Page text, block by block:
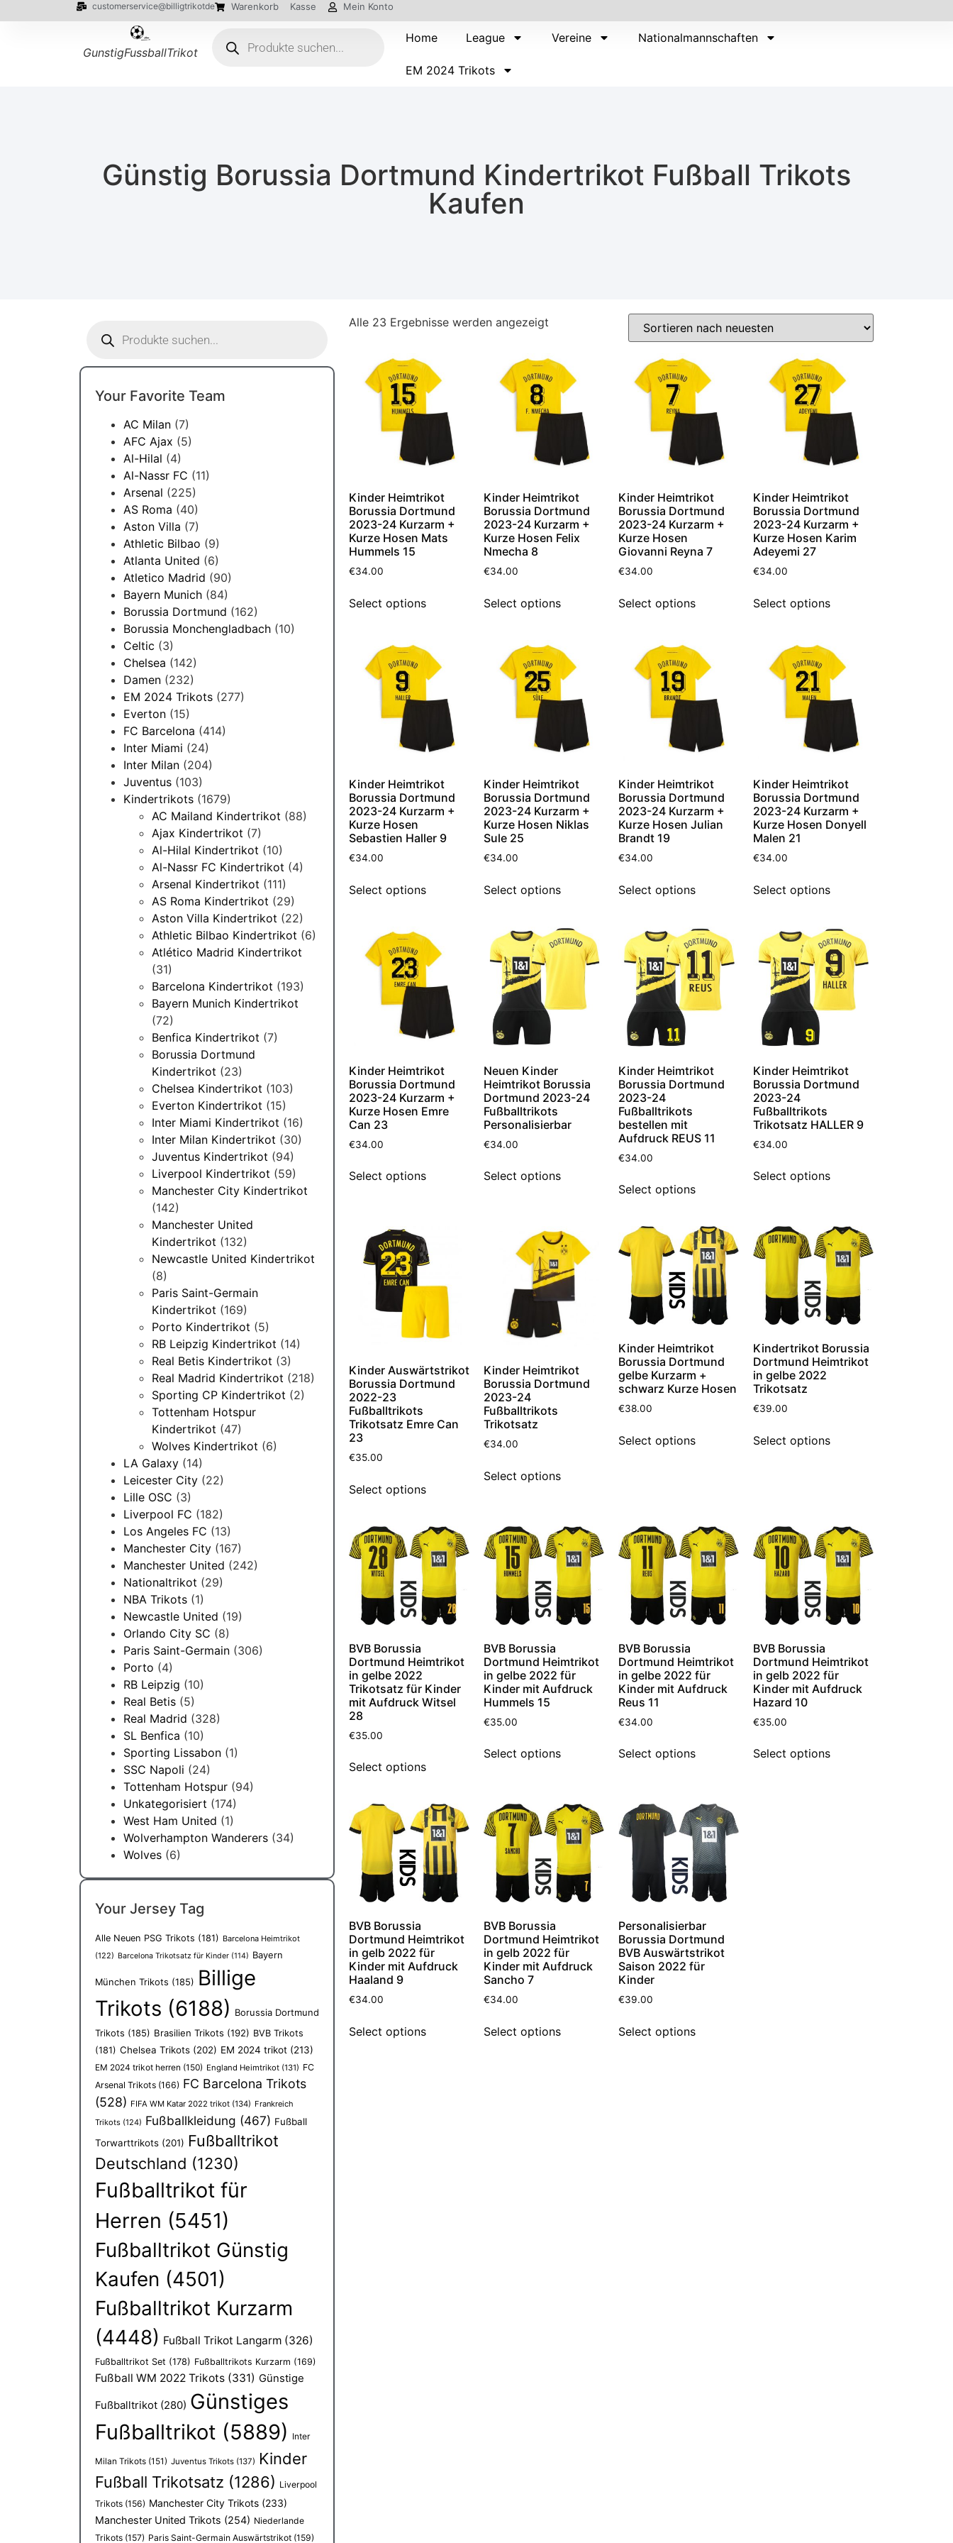
customerservice@billigtrikotde Warenkorb Kasse Mein Konto
GunstigFussballTrikot
Home League Vereine Nationalmannschaften
EM 2024 Trikots
Günstig Borussia Dortmund Kindertrikot Fußball Trikots
Kaufen
Your Favorite Team
AC Milan (7)
AFC Ajax (5)
Al-Hilal (4)
Al-Nassr FC (11)
Arsenal (225)
AS Roma (40)
Aston Villa (7)
Athletic Bilbao (9)
Atlanta United (6)
Atletico Madrid (90)
Bayern Munich (84)
Borussia Dortmund (162)
Borussia Monchengladbach (10)
Celtic (3)
Chelsea (142)
Damen (232)
EM 2024 Trikots (277)
Everton (15)
FC Barcelona (414)
Inter Miami (24)
Inter Milan (204)
Juventus (103)
Kindertrikots (1679)
AC Mailand Kindertrikot (88)
Ajax Kindertrikot (7)
Al-Hilal Kindertrikot (10)
Al-Nassr FC Kindertrikot (4)
Arsenal Kindertrikot (111)
AS Roma Kindertrikot (29)
Aston Villa Kindertrikot (22)
Athletic Bilbao Kindertrikot (6)
Atlético Madrid Kindertrikot
(31)
Barcelona Kindertrikot (193)
Bayern Munich Kindertrikot
(72)
Benfica Kindertrikot (7)
Borussia Dortmund
Kindertrikot (23)
Chelsea Kindertrikot (103)
Everton Kindertrikot (15)
Inter Miami Kindertrikot (16)
Inter Milan Kindertrikot (30)
Juventus Kindertrikot (94)
Liverpool Kindertrikot (59)
Manchester City Kindertrikot
(142)
Manchester United
Kindertrikot (132)
Newcastle United Kindertrikot
(8)
Paris Saint-Germain
Kindertrikot (169)
Porto Kindertrikot (5)
RB Leipzig Kindertrikot (14)
Real Betis Kindertrikot (3)
Real Madrid Kindertrikot (218)
Sporting CP Kindertrikot (2)
Tottenham Hotspur
Kindertrikot (47)
Wolves Kindertrikot (6)
LA Galaxy (14)
Leicester City (22)
Lille OSC (3)
Liverpool FC (182)
Los Angeles FC (13)
Manchester City (167)
Manchester United (242)
Nationaltrikot (29)
NBA Trikots (1)
Newcastle United (19)
Orlando City SC (8)
Paris Saint-Germain (306)
Porto (4)
RB Leipzig (10)
Real Betis (5)
Real Madrid (328)
SL Benfica (10)
Sporting Lissabon (1)
SSC Napoli (24)
Tottenham Hotspur (94)
Unkategorisiert (174)
West Ham United (1)
Wolverhampton Wanderers (34)
Wolves (6)
Your Jersey Tag
Alle Neuen PSG Trikots (181) Barcelona Heimtrikot
(122) Barcelona Trikotsatz für Kinder (114) Bayern
München Trikots (185) Billige
Trikots (6188) Borussia Dortmund
Trikots (185) Brasilien Trikots (192) BVB Trikots
(181) Chelsea Trikots (202) EM 2024 trikot (213)
EM 2024 trikot herren (150) England Heimtrikot (131) FC
Arsenal Trikots (166) FC Barcelona Trikots
(528) FIFA WM Katar 2022 trikot (134) Frankreich
Trikots (124) Fußballkleidung (467) Fußball
Torwarttrikots (201) Fußballtrikot
Deutschland (1230)
Fußballtrikot für
Herren (5451)
Fußballtrikot Günstig
Kaufen (4501)
Fußballtrikot Kurzarm
(4448) Fußball Trikot Langarm (326)
Fußballtrikot Set (178) Fußballtrikots Kurzarm (169)
Fußball WM 2022 Trikots (331) Günstige
Fußballtrikot (280) Günstiges
Fußballtrikot (5889) Inter
Milan Trikots (151) Juventus Trikots (137) Kinder
Fußball Trikotsatz (1286) Liverpool
Trikots (156) Manchester City Trikots (233)
Manchester United Trikots (254) Niederlande
Trikots (157) Paris Saint-Germain Auswärtstrikot (159)
Alle 23 Ergebnisse werden angezeigt
Kinder Heimtrikot
Borussia Dortmund
2023-24 Kurzarm +
Kurze Hosen Mats
Hummels 15
€34.00
Select options
Kinder Heimtrikot
Borussia Dortmund
2023-24 Kurzarm +
Kurze Hosen Felix
Nmecha 8
€34.00
Select options
Kinder Heimtrikot
Borussia Dortmund
2023-24 Kurzarm +
Kurze Hosen
Giovanni Reyna 7
€34.00
Select options
Kinder Heimtrikot
Borussia Dortmund
2023-24 Kurzarm +
Kurze Hosen Karim
Adeyemi 27
€34.00
Select options
Kinder Heimtrikot
Borussia Dortmund
2023-24 Kurzarm +
Kurze Hosen
Sebastien Haller 9
€34.00
Select options
Kinder Heimtrikot
Borussia Dortmund
2023-24 Kurzarm +
Kurze Hosen Niklas
Sule 25
€34.00
Select options
Kinder Heimtrikot
Borussia Dortmund
2023-24 Kurzarm +
Kurze Hosen Julian
Brandt 19
€34.00
Select options
Kinder Heimtrikot
Borussia Dortmund
2023-24 Kurzarm +
Kurze Hosen Donyell
Malen 21
€34.00
Select options
Kinder Heimtrikot
Borussia Dortmund
2023-24 Kurzarm +
Kurze Hosen Emre
Can 23
€34.00
Select options
Neuen Kinder
Heimtrikot Borussia
Dortmund 2023-24
Fußballtrikots
Personalisierbar
€34.00
Select options
Kinder Heimtrikot
Borussia Dortmund
2023-24
Fußballtrikots
bestellen mit
Aufdruck REUS 11
€34.00
Select options
Kinder Heimtrikot
Borussia Dortmund
2023-24
Fußballtrikots
Trikotsatz HALLER 9
€34.00
Select options
Kinder Auswärtstrikot
Borussia Dortmund
2022-23
Fußballtrikots
Trikotsatz Emre Can
23
€35.00
Select options
Kinder Heimtrikot
Borussia Dortmund
2023-24
Fußballtrikots
Trikotsatz
€34.00
Select options
Kinder Heimtrikot
Borussia Dortmund
gelbe Kurzarm +
schwarz Kurze Hosen
€38.00
Select options
Kindertrikot Borussia
Dortmund Heimtrikot
in gelbe 2022
Trikotsatz
€39.00
Select options
BVB Borussia
Dortmund Heimtrikot
in gelbe 2022
Trikotsatz für Kinder
mit Aufdruck Witsel
28
€35.00
Select options
BVB Borussia
Dortmund Heimtrikot
in gelbe 2022 für
Kinder mit Aufdruck
Hummels 15
€35.00
Select options
BVB Borussia
Dortmund Heimtrikot
in gelbe 2022 für
Kinder mit Aufdruck
Reus 11
€34.00
Select options
BVB Borussia
Dortmund Heimtrikot
in gelb 2022 für
Kinder mit Aufdruck
Hazard 10
€35.00
Select options
BVB Borussia
Dortmund Heimtrikot
in gelb 2022 für
Kinder mit Aufdruck
Haaland 9
€34.00
Select options
BVB Borussia
Dortmund Heimtrikot
in gelb 2022 für
Kinder mit Aufdruck
Sancho 7
€34.00
Select options
Personalisierbar
Borussia Dortmund
BVB Auswärtstrikot
Saison 2022 für
Kinder
€39.00
Select options